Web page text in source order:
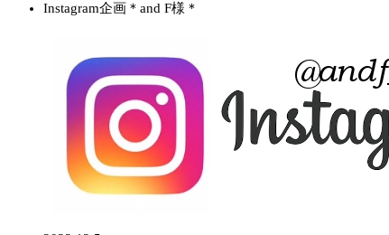
Instagram企画＊and F様＊